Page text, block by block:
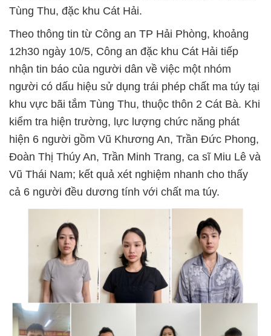
Tùng Thu, đặc khu Cát Hải.
Theo thông tin từ Công an TP Hải Phòng, khoảng
12h30 ngày 10/5, Công an đặc khu Cát Hải tiếp
nhận tin báo của người dân về việc một nhóm
người có dấu hiệu sử dụng trái phép chất ma túy tại
khu vực bãi tắm Tùng Thu, thuộc thôn 2 Cát Bà. Khi
kiểm tra hiện trường, lực lượng chức năng phát
hiện 6 người gồm Vũ Khương An, Trần Đức Phong,
Đoàn Thị Thúy An, Trần Minh Trang, ca sĩ Miu Lê và
Vũ Thái Nam; kết quả xét nghiệm nhanh cho thấy
cả 6 người đều dương tính với chất ma túy.